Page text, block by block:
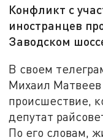
Конфликт с
иностранцев
Заводском
В своем
Михаил
происшествие,
депутат
По его словам,